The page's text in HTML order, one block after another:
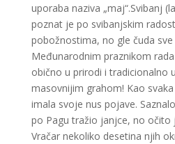
uporaba naziva „maj“.Svibanj
poznat je po svibanjskim
pobožnostima, no gle čuda sve
Međunarodnim praznikom
obično u prirodi i tradicionalno
masovnijim grahom! Kao
imala svoje nus pojave.
po Pagu tražio janjce, no očito
Vračar nekoliko desetina njih